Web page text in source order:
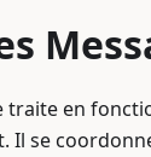
traite en
Il se